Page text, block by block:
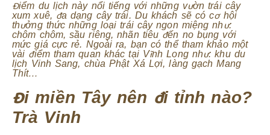
Điểm du lịch này nổi tiếng với những vườn trái cây
xum xuê, đa dạng cây trái. Du khách sẽ có cơ hội
thưởng thức những loại trái cây ngon miệng như:
chôm chôm, sầu riêng, nhãn tiêu đến no bụng với
mức giá cực rẻ. Ngoài ra, bạn có thể tham khảo một
vài điểm tham quan khác tại Vĩnh Long như: khu du
lịch Vinh Sang, chùa Phật Xá Lợi, làng gạch Mang
Thít…
Đi miền Tây nên đi tỉnh nào?
Trà Vinh